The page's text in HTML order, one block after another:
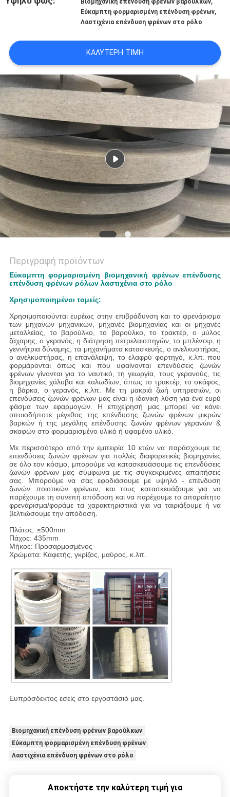
ΑΠΌΣΠΑΣΜΑ
SITEMAP
PRIVACY
POLICY
Βιομηχανική επένδυση φρένων βαρούλκων
Εύκαμπτη φορμαρισμένη επένδυση φρένων,
Λαστιχένια επένδυση φρένων στο ρόλο
ΚΑΛΎΤΕΡΗ ΤΙΜΉ
Περιγραφή προϊόντων
Εύκαμπτη φορμαρισμένη βιομηχανική φρένων επένδυσης
επένδυση φρένων ρόλων λαστιχένια στο ρόλο
Χρησιμοποιημένοι τομείς:
Χρησιμοποιούνται ευρέως στην επιβράδυνση και το φρενάρισμα
των μηχανών μηχανικών, μηχανές βιομηχανίας και οι μηχανές
μεταλλείας, το βαρούλκο, το βαρούλκο, το τρακτέρ, ο μύλος
ζάχαρης, ο γερανός, η διάτρηση πετρελαιοπηγών, το μπλέντερ, η
γεννήτρια δύναμης, τα μηχανήματα κατασκευής, ο ανελκυστήρας,
ο ανελκυστήρας, η επανάλειψη, το ελαφρύ φορτηγό, κ.λπ. που
φορμάρονταιόπως
και που υφαίνονται επενδύσεις ζωνών
φρένων γίνονται για το ναυτικό, τη γεωργία, τους γερανούς, τις
βιομηχανίες χάλυβα και καλωδίων, όπως το τρακτέρ, το σκάφος,
η βάρκα, ο γερανός, κ.λπ. Με τη μακριά ζωή υπηρεσιών, οι
επενδύσεις ζωνών φρένων μας είναι η ιδανική λύση για ένα ευρύ
φάσμα των εφαρμογών. Η επιχείρησή μας μπορεί να κάνει
οποιοδήποτε μέγεθος της επένδυσης ζωνών φρένων μικρών
βαρκών ή της μεγάλης επένδυσης ζωνών φρένων γερανών &
σκαφών στο φορμαρισμένο υλικό ή υφαμένο υλικό.
Με περισσότερο από την εμπειρία 10 ετών να παράσχουμε τις
επενδύσεις ζωνών φρένων για πολλές διαφορετικές βιομηχανίες
σε όλο τον κόσμο, μπορούμε να κατασκευάσουμε τις επενδύσεις
ζωνών φρένων μας σύμφωνα με τις συγκεκριμένες απαιτήσεις
σας. Μπορούμε να σας εφοδιάσουμε με υψηλό - επένδυση
ζωνών ποιοτικών φρένων, και τους κατασκευάζουμε για να
παρέχουμε τη συνεπή απόδοση και να παρέχουμε το απαραίτητο
φρενάρισμα/φοράμε τα χαρακτηριστικά για να ταιριάξουμε ή να
βελτιώσουμε την απόδοση.
Πλάτος: ≤500mm
Πάχος: 435mm
Μήκος: Προσαρμοσμένος
Χρώματα: Καφετής, γκρίζος, μαύρος, κ.λπ.
Ευπρόσδεκτος εσείς στο εργοστάσιό μας.
Βιομηχανική επένδυση φρένων βαρούλκων
Εύκαμπτη φορμαρισμένη επένδυση φρένων
Λαστιχένια επένδυση φρένων στο ρόλο
Αποκτήστε την καλύτερη τιμή για